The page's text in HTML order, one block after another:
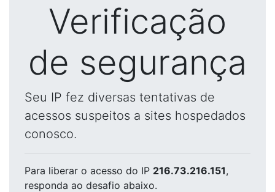
Verificação
de segurança
Seu IP fez diversas tentativas de
acessos suspeitos a sites hospedados
conosco.
Para liberar o acesso do IP 216.73.216.151,
responda ao desafio abaixo.